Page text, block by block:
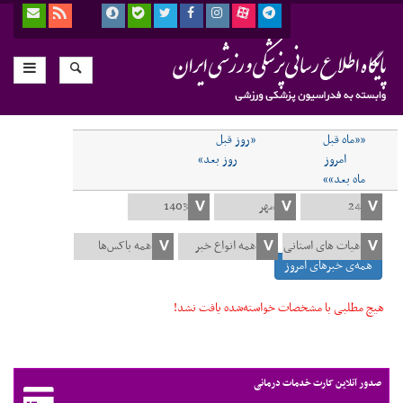
««ماه قبل
«روز قبل
امروز
روز بعد»
ماه بعد»»
همه‌ی خبرهای امروز
هیچ مطلبی با مشخصات خواسته‌شده یافت نشد!
صدور آنلاین کارت خدمات درمانی